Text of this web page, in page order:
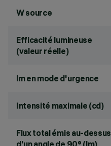
W source
Efficacité lumineuse
(valeur réelle)
lm en mode d'urgence
Intensité maximale (cd)
Flux total émis au-dessus
d'un angle de 90° (lm)